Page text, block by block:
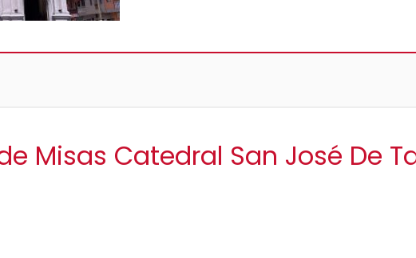
Misas Catedral San José De